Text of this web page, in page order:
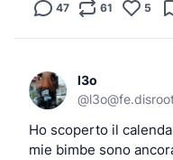
47 61 5
l3o
@
Ho scoperto il
mie bimbe sono